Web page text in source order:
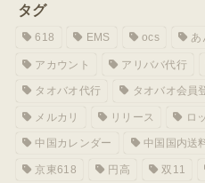
タグ
618 EMS ocs あ
アカウント アリババ代行
タオバオ代行 タオバオ会員
メルカリ リリース ロ
中国カレンダー 中国国内送
京東618 円高 双11